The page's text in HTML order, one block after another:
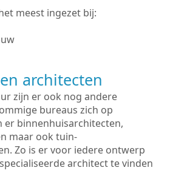
meest ingezet bij:
architecten
zijn er ook nog andere
bureaus zich op
er binnenhuisarchitecten,
maar ook tuin-
Zo is er voor iedere ontwerp
architect te vinden